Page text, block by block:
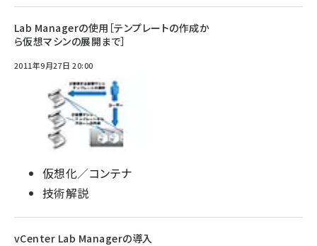
Lab Managerの使用［テンプレートの作成か
ら仮想マシンの展開まで］
2011年9月27日 20:00
仮想化／コンテナ
技術解説
vCenter Lab Managerの導入